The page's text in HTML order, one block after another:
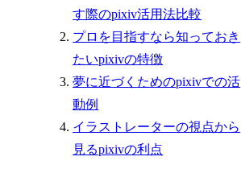
す際のpixiv活用法比較
プロを目指すなら知っておき
たいpixivの特徴
夢に近づくためのpixivでの活
動例
イラストレーターの視点から
見るpixivの利点